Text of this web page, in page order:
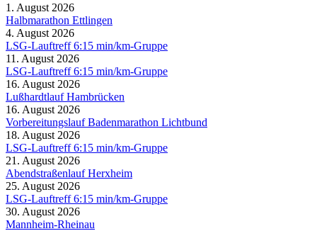
1. August 2026
Halbmarathon Ettlingen
4. August 2026
LSG-Lauftreff 6:15 min/km-Gruppe
11. August 2026
LSG-Lauftreff 6:15 min/km-Gruppe
16. August 2026
Lußhardtlauf Hambrücken
16. August 2026
Vorbereitungslauf Badenmarathon Lichtbund
18. August 2026
LSG-Lauftreff 6:15 min/km-Gruppe
21. August 2026
Abendstraßenlauf Herxheim
25. August 2026
LSG-Lauftreff 6:15 min/km-Gruppe
30. August 2026
Mannheim-Rheinau